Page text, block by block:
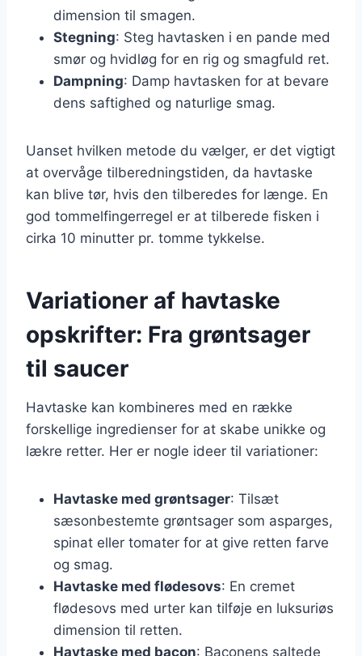
dimension til smagen.
Stegning: Steg havtasken i en pande med
smør og hvidløg for en rig og smagfuld ret.
Dampning: Damp havtasken for at bevare
dens saftighed og naturlige smag.
Uanset hvilken metode du vælger, er det vigtigt
at overvåge tilberedningstiden, da havtaske
kan blive tør, hvis den tilberedes for længe. En
god tommelfingerregel er at tilberede fisken i
cirka 10 minutter pr. tomme tykkelse.
Variationer af havtaske
opskrifter: Fra grøntsager
til saucer
Havtaske kan kombineres med en række
forskellige ingredienser for at skabe unikke og
lækre retter. Her er nogle ideer til variationer:
Havtaske med grøntsager: Tilsæt
sæsonbestemte grøntsager som asparges,
spinat eller tomater for at give retten farve
og smag.
Havtaske med flødesovs: En cremet
flødesovs med urter kan tilføje en luksuriøs
dimension til retten.
Havtaske med bacon: Baconens saltede